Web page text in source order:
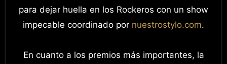
para dejar huella en los Rockeros con un show
impecable coordinado por nuestrostylo.com.
En cuanto a los premios más importantes, la